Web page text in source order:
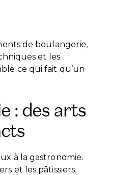
de boulangerie,
et les
ce qui fait qu’un
: des arts
à la gastronomie.
et les pâtissiers.